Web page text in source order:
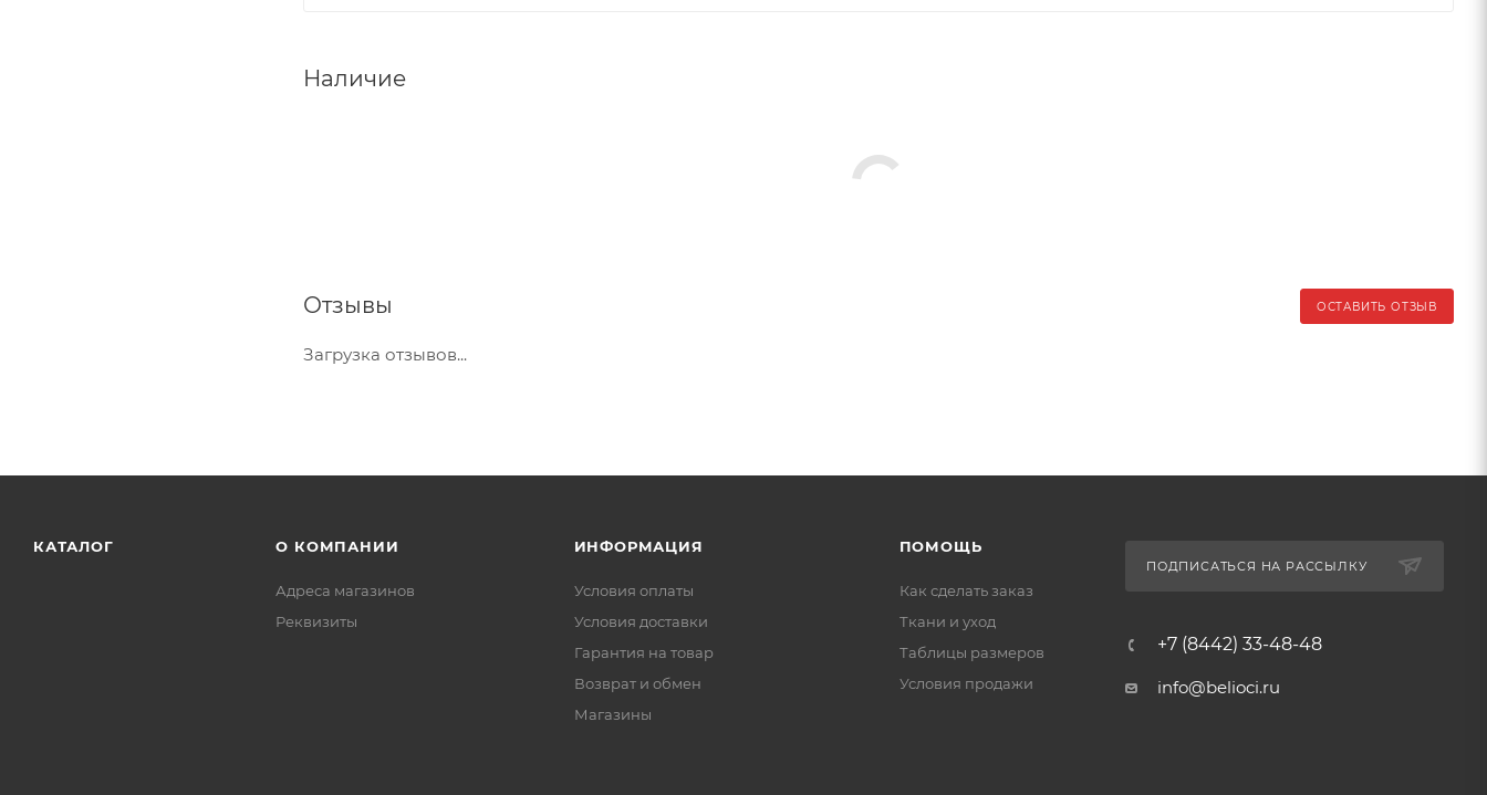
Наличие
Отзывы ОСТАВИТЬ ОТЗЫВ
Загрузка отзывов...
КАТАЛОГ О КОМПАНИИ
Адреса магазинов
Реквизиты
ИНФОРМАЦИЯ
Условия оплаты
Условия доставки
Гарантия на товар
Возврат и обмен
Магазины
ПОМОЩЬ
Как сделать заказ
Ткани и уход
Таблицы размеров
Условия продажи
ПОДПИСАТЬСЯ НА РАССЫЛКУ
+7 (8442) 33-48-48
info@belioci.ru